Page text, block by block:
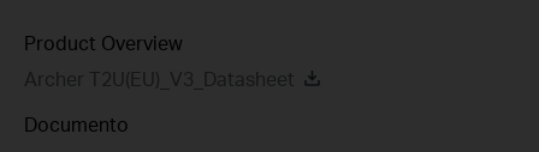
Product Overview
Archer T2U(EU)_V3_Datasheet
Documento